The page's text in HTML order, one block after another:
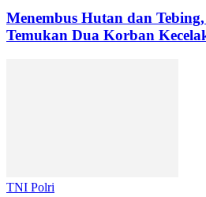
Menembus Hutan dan
Temukan Dua Korban
TNI Polri